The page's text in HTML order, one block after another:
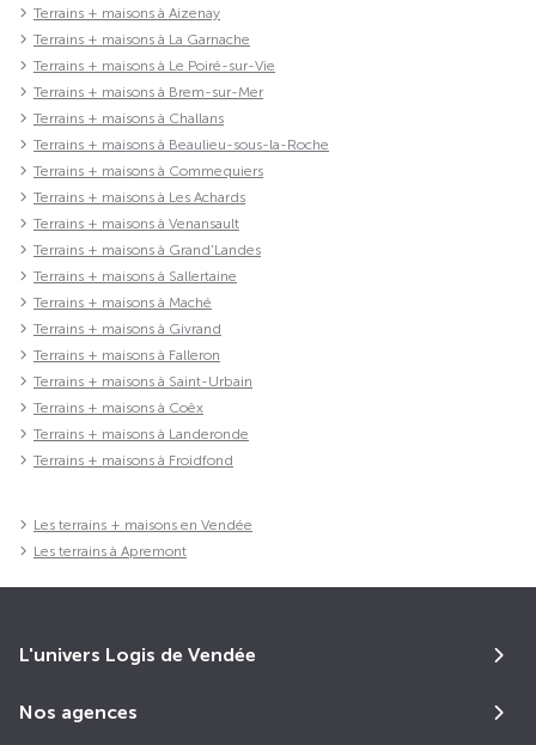
Terrains + maisons à Aizenay
Terrains + maisons à La Garnache
Terrains + maisons à Le Poiré-sur-Vie
Terrains + maisons à Brem-sur-Mer
Terrains + maisons à Challans
Terrains + maisons à Beaulieu-sous-la-Roche
Terrains + maisons à Commequiers
Terrains + maisons à Les Achards
Terrains + maisons à Venansault
Terrains + maisons à Grand'Landes
Terrains + maisons à Sallertaine
Terrains + maisons à Maché
Terrains + maisons à Givrand
Terrains + maisons à Falleron
Terrains + maisons à Saint-Urbain
Terrains + maisons à Coëx
Terrains + maisons à Landeronde
Terrains + maisons à Froidfond
Les terrains + maisons en Vendée
Les terrains à Apremont
L'univers Logis de Vendée
Nos agences